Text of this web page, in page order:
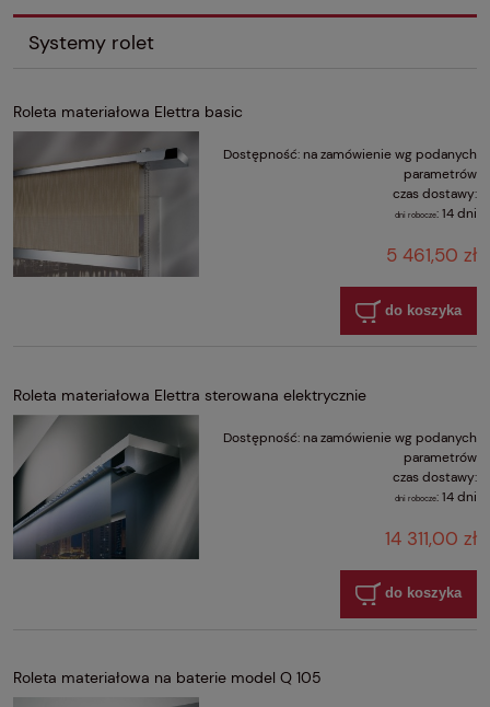
Systemy rolet
Roleta materiałowa Elettra basic
Dostępność: na zamówienie wg podanych
parametrów
czas dostawy:
dni robocze:14 dni
5 461,50 zł
do koszyka
Roleta materiałowa Elettra sterowana elektrycznie
Dostępność: na zamówienie wg podanych
parametrów
czas dostawy:
dni robocze:14 dni
14 311,00 zł
do koszyka
Roleta materiałowa na baterie model Q 105